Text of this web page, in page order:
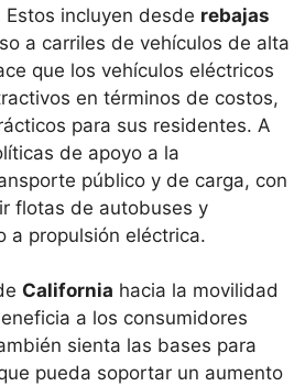
incluyen desde rebajas
a carriles de vehículos de alta
que los vehículos eléctricos
en términos de costos,
para sus residentes. A
de apoyo a la
público y de carga, con
flotas de autobuses y
a propulsión eléctrica.
California hacia la movilidad
a los consumidores
sienta las bases para
pueda soportar un aumento